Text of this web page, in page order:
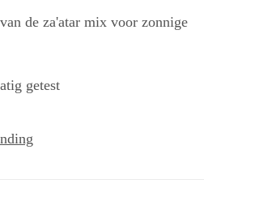
de za'atar mix voor zonnige
getest